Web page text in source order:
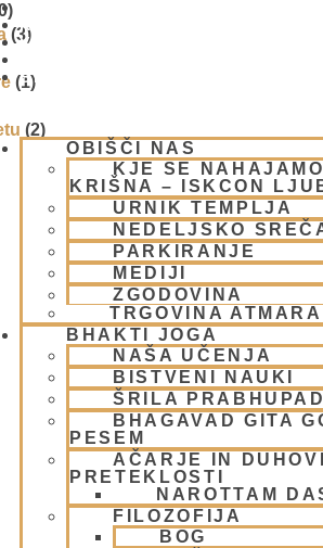
KOLEDAR
VAŠA VPRAŠANJA
BLOG
OBIŠČI NAS
KJE SE
KRIŠNA – ISKCON
URNIK TEMPLJA
NEDELJSKO
PARKIRANJE
MEDIJI
ZGODOVINA
TRGOVINA
BHAKTI JOGA
NAŠA UČENJA
BISTVENI NAUKI
ŠRILA
BHAGAVAD GITA
PESEM
AČARJE IN
PRETEKLOSTI
NAROTTAM
FILOZOFIJA
BOG
(3)
(1)
(2)
(1)
in bhakti(8)
božanska oseba(7)
(1)
(5)
(1)
in festivali(1)
(1)
– šole